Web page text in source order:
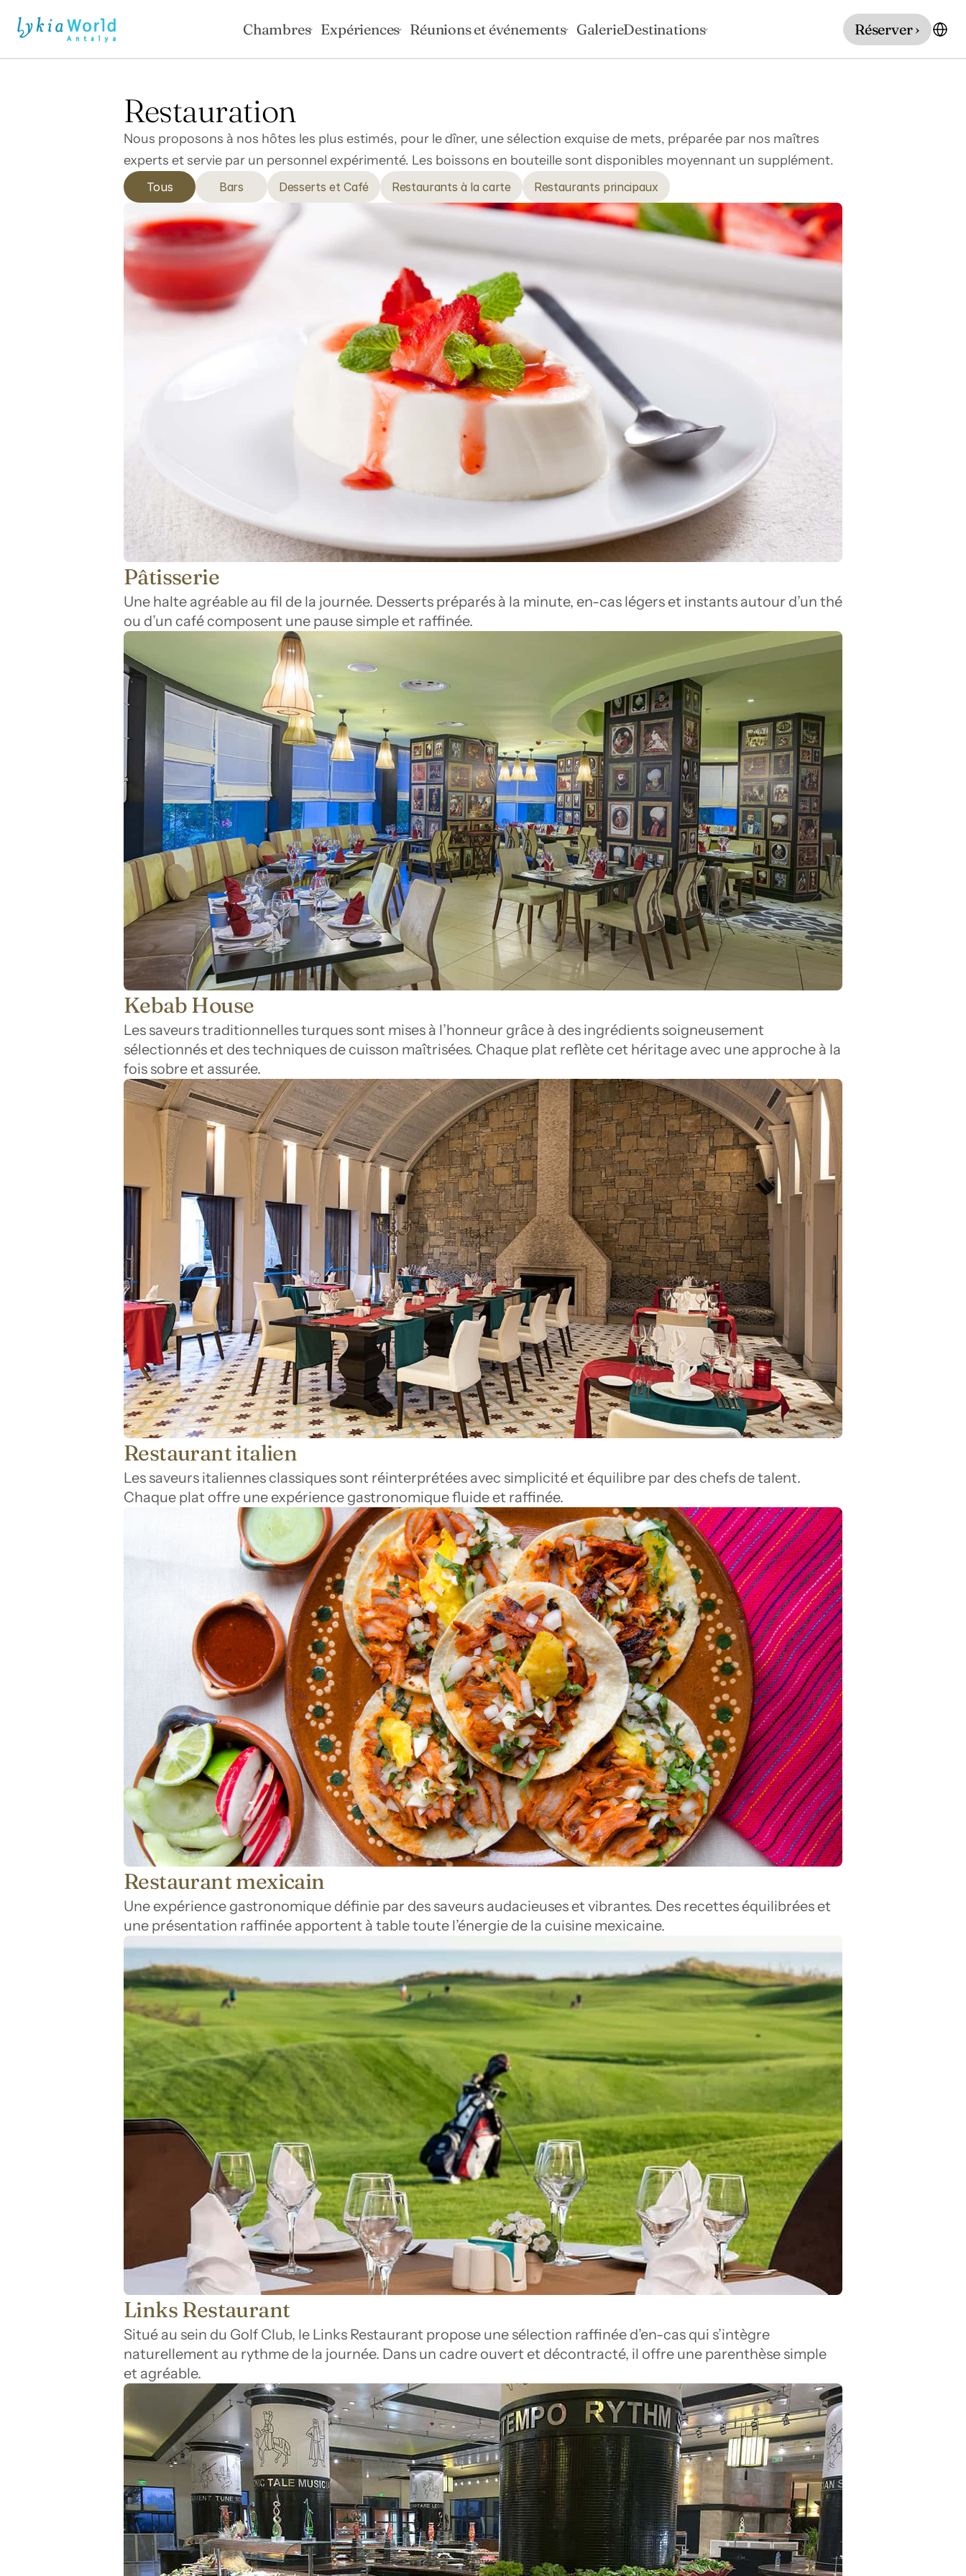
Restauration
Nous proposons à nos hôtes les plus estimés, pour le dîner, une sélection exquise de mets, préparée par nos maîtres
experts et servie par un personnel expérimenté. Les boissons en bouteille sont disponibles moyennant un supplément.
Tous Bars Desserts et Café Restaurants à la carte Restaurants principaux
Pâtisserie
Une halte agréable au fil de la journée. Desserts préparés à la minute, en-cas légers et instants autour d’un thé
ou d’un café composent une pause simple et raffinée.
Kebab House
Les saveurs traditionnelles turques sont mises à l’honneur grâce à des ingrédients soigneusement
sélectionnés et des techniques de cuisson maîtrisées. Chaque plat reflète cet héritage avec une approche à la
fois sobre et assurée.
Restaurant italien
Les saveurs italiennes classiques sont réinterprétées avec simplicité et équilibre par des chefs de talent.
Chaque plat offre une expérience gastronomique fluide et raffinée.
Restaurant mexicain
Une expérience gastronomique définie par des saveurs audacieuses et vibrantes. Des recettes équilibrées et
une présentation raffinée apportent à table toute l’énergie de la cuisine mexicaine.
Links Restaurant
Situé au sein du Golf Club, le Links Restaurant propose une sélection raffinée d’en-cas qui s’intègre
naturellement au rythme de la journée. Dans un cadre ouvert et décontracté, il offre une parenthèse simple
et agréable.
Chambres Expériences Réunions et événements GalerieDestinations Réserver ›